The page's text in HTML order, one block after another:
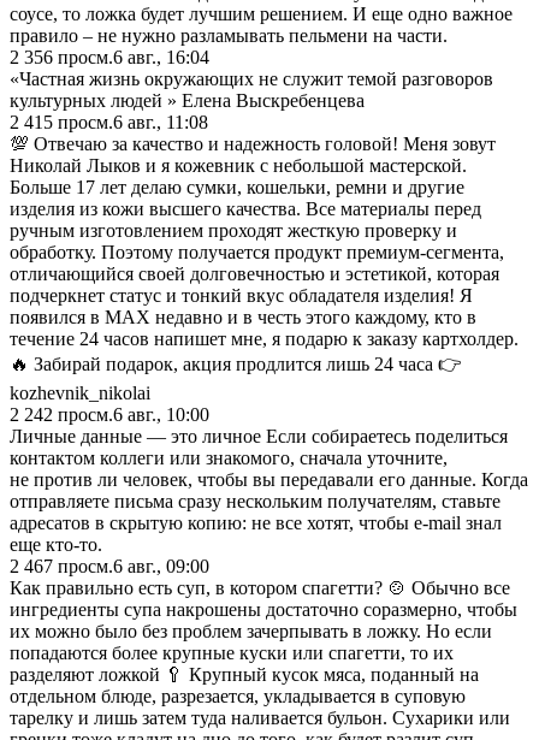
соусе, то ложка будет лучшим решением. И еще одно важное
правило – не нужно разламывать пельмени на части.
2 356 просм.6 авг., 16:04
«Частная жизнь окружающих не служит темой разговоров
культурных людей » Елена Выскребенцева
2 415 просм.6 авг., 11:08
💯 Отвечаю за качество и надежность головой! Меня зовут
Николай Лыков и я кожевник с небольшой мастерской.
Больше 17 лет делаю сумки, кошельки, ремни и другие
изделия из кожи высшего качества. Все материалы перед
ручным изготовлением проходят жесткую проверку и
обработку. Поэтому получается продукт премиум-сегмента,
отличающийся своей долговечностью и эстетикой, которая
подчеркнет статус и тонкий вкус обладателя изделия! Я
появился в MAX недавно и в честь этого каждому, кто в
течение 24 часов напишет мне, я подарю к заказу картхолдер.
🔥 Забирай подарок, акция продлится лишь 24 часа 👉
kozhevnik_nikolai
2 242 просм.6 авг., 10:00
Личные данные — это личное Если собираетесь поделиться
контактом коллеги или знакомого, сначала уточните,
не против ли человек, чтобы вы передавали его данные. Когда
отправляете письма сразу нескольким получателям, ставьте
адресатов в скрытую копию: не все хотят, чтобы e-mail знал
еще кто-то.
2 467 просм.6 авг., 09:00
Как правильно есть суп, в котором спагетти? 🍲 Обычно все
ингредиенты супа накрошены достаточно соразмерно, чтобы
их можно было без проблем зачерпывать в ложку. Но если
попадаются более крупные куски или спагетти, то их
разделяют ложкой 🥄 Крупный кусок мяса, поданный на
отдельном блюде, разрезается, укладывается в суповую
тарелку и лишь затем туда наливается бульон. Сухарики или